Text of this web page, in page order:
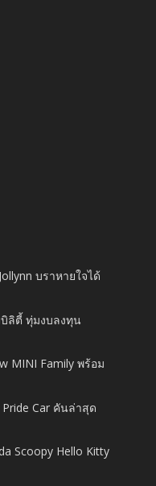
บราหายใจได้
ลิตี้ ทุ่มงบลงทุน
MINI Family พร้อม
Car คันล่าสุด
Scoopy Hello Kitty